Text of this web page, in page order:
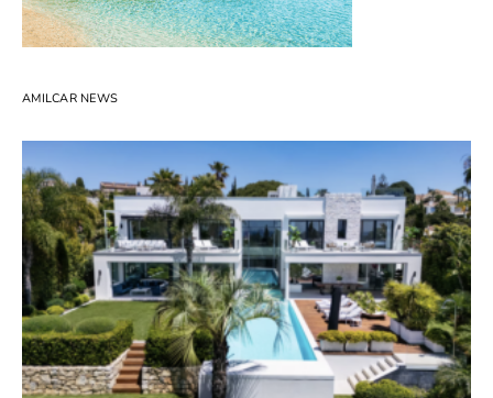
AMILCAR NEWS